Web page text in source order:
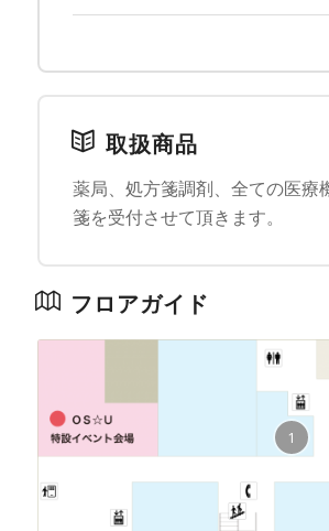
取扱商品
薬局、処方箋調剤、全ての医療
箋を受付させて頂きます。
フロアガイド
1